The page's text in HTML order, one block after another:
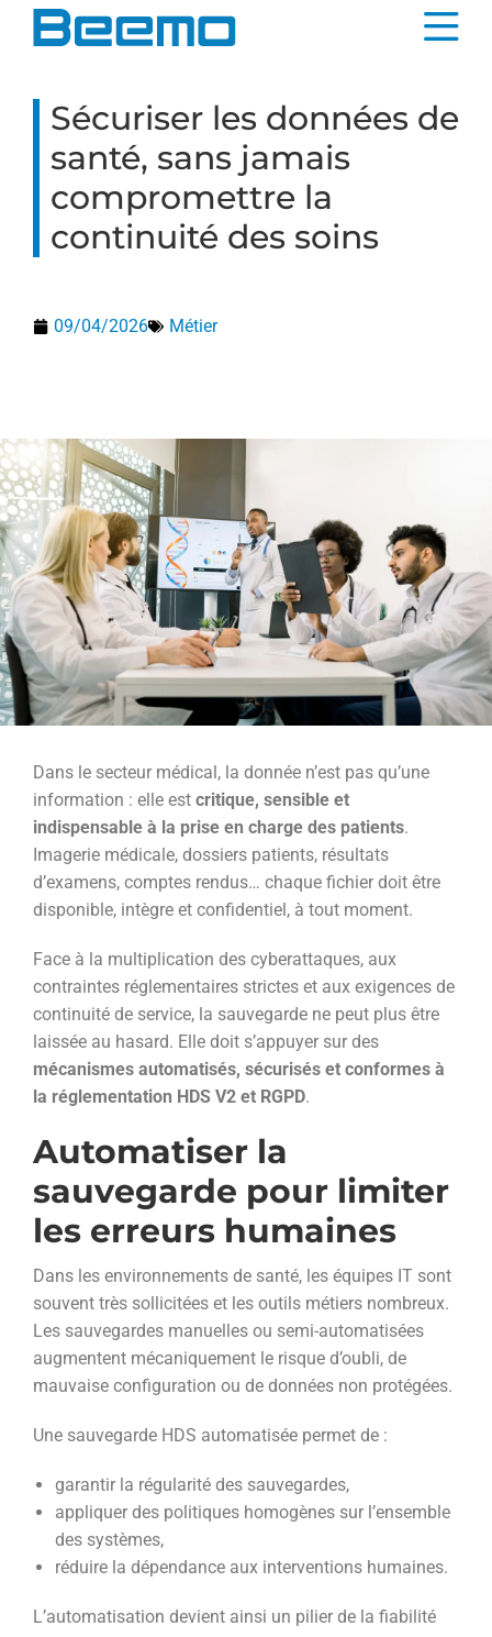
principal
Sécuriser les données de
santé, sans jamais
compromettre la
continuité des soins
09/04/2026 Métier
Dans le secteur médical, la donnée n’est pas qu’une
information : elle est critique, sensible et
indispensable à la prise en charge des patients.
Imagerie médicale, dossiers patients, résultats
d’examens, comptes rendus… chaque fichier doit être
disponible, intègre et confidentiel, à tout moment.
Face à la multiplication des cyberattaques, aux
contraintes réglementaires strictes et aux exigences de
continuité de service, la sauvegarde ne peut plus être
laissée au hasard. Elle doit s’appuyer sur des
mécanismes automatisés, sécurisés et conformes à
la réglementation HDS V2 et RGPD.
Automatiser la
sauvegarde pour limiter
les erreurs humaines
Dans les environnements de santé, les équipes IT sont
souvent très sollicitées et les outils métiers nombreux.
Les sauvegardes manuelles ou semi-automatisées
augmentent mécaniquement le risque d’oubli, de
mauvaise configuration ou de données non protégées.
Une sauvegarde HDS automatisée permet de :
garantir la régularité des sauvegardes,
appliquer des politiques homogènes sur l’ensemble
des systèmes,
réduire la dépendance aux interventions humaines.
L’automatisation devient ainsi un pilier de la fiabilité